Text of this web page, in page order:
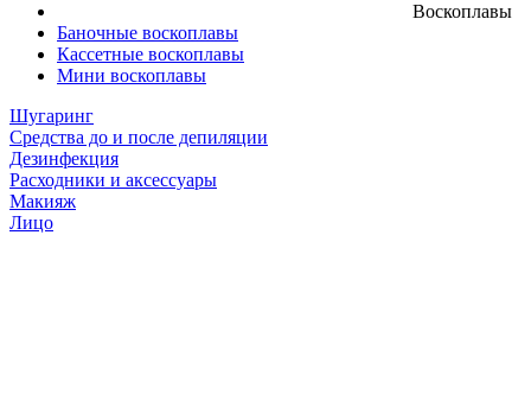
Воскоплавы
Баночные воскоплавы
Кассетные воскоплавы
Мини воскоплавы
Шугаринг
Средства до и после депиляции
Дезинфекция
Расходники и аксессуары
Макияж
Лицо